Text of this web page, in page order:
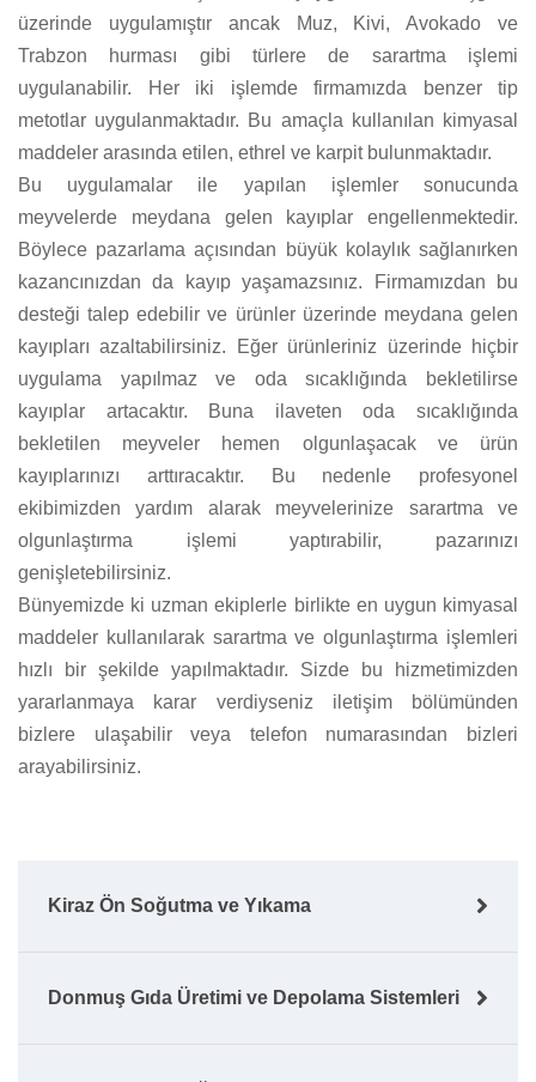
Kiraz Ön Soğutma ve Yıkama
Donmuş Gıda Üretimi ve Depolama Sistemleri
üzerinde uygulamıştır ancak Muz, Kivi, Avokado ve
Trabzon hurması gibi türlere de sarartma işlemi
uygulanabilir. Her iki işlemde firmamızda benzer tip
metotlar uygulanmaktadır. Bu amaçla kullanılan kimyasal
maddeler arasında etilen, ethrel ve karpit bulunmaktadır.
Bu uygulamalar ile yapılan işlemler sonucunda
meyvelerde meydana gelen kayıplar engellenmektedir.
Böylece pazarlama açısından büyük kolaylık sağlanırken
kazancınızdan da kayıp yaşamazsınız. Firmamızdan bu
desteği talep edebilir ve ürünler üzerinde meydana gelen
kayıpları azaltabilirsiniz. Eğer ürünleriniz üzerinde hiçbir
uygulama yapılmaz ve oda sıcaklığında bekletilirse
kayıplar artacaktır. Buna ilaveten oda sıcaklığında
bekletilen meyveler hemen olgunlaşacak ve ürün
kayıplarınızı arttıracaktır. Bu nedenle profesyonel
ekibimizden yardım alarak meyvelerinize sarartma ve
olgunlaştırma işlemi yaptırabilir, pazarınızı
genişletebilirsiniz.
Bünyemizde ki uzman ekiplerle birlikte en uygun kimyasal
maddeler kullanılarak sarartma ve olgunlaştırma işlemleri
hızlı bir şekilde yapılmaktadır. Sizde bu hizmetimizden
yararlanmaya karar verdiyseniz iletişim bölümünden
bizlere ulaşabilir veya telefon numarasından bizleri
arayabilirsiniz.